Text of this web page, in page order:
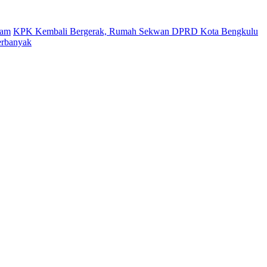
KPK Kembali Bergerak, Rumah Sekwan DPRD Kota Bengkulu